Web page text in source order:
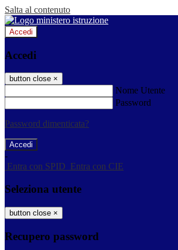
Salta al contenuto
Accedi
Accedi
button close ×
Nome Utente
Password
Password dimenticata?
-
Entra con SPID Entra con CIE
Seleziona utente
button close ×
Recupero password